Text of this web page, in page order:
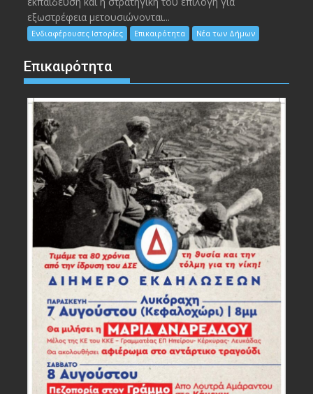
εξωστρέφεια μετουσιώνονται...
Ενδιαφέρουσες Ιστορίες Επικαιρότητα Νέα των Δήμων
Επικαιρότητα